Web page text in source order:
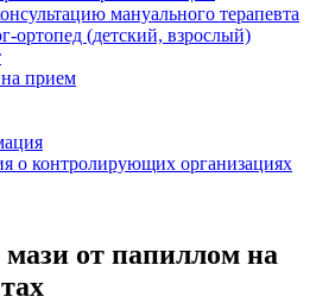
мануального терапевта
ортопед (детский, взрослый)
на прием
о контролирующих организациях
от папиллом на